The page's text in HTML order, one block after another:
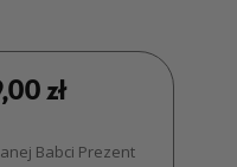
zł
Babci Prezent